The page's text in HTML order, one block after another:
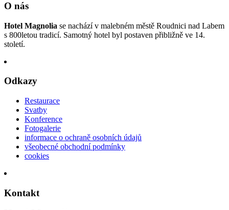
O nás
Hotel Magnolia se nachází v malebném městě Roudnici nad Labem
s 800letou tradicí. Samotný hotel byl postaven přibližně ve 14.
století.
Odkazy
Restaurace
Svatby
Konference
Fotogalerie
informace o ochraně osobních údajů
všeobecné obchodní podmínky
cookies
Kontakt